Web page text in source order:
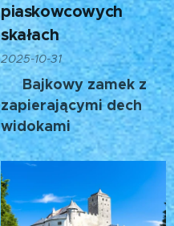
piaskowcowych
skałach
2025-10-31
💞 Bajkowy zamek z
zapierającymi dech
widokami